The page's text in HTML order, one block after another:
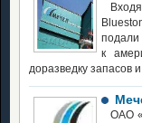
подали
к
доразведку запасов
ОАО